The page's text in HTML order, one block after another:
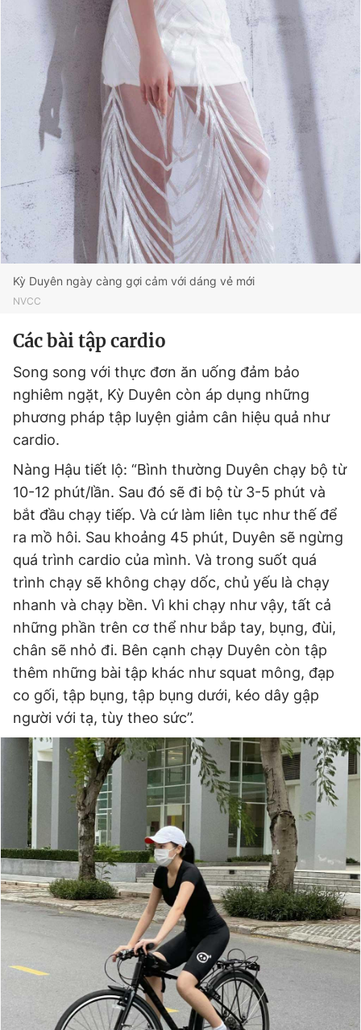
Kỳ Duyên ngày càng gợi cảm với dáng vẻ mới
NVCC
Các bài tập cardio
Song song với thực đơn ăn uống đảm bảo
nghiêm ngặt, Kỳ Duyên còn áp dụng những
phương pháp tập luyện giảm cân hiệu quả như
cardio.
Nàng Hậu tiết lộ: “Bình thường Duyên chạy bộ từ
10-12 phút/lần. Sau đó sẽ đi bộ từ 3-5 phút và
bắt đầu chạy tiếp. Và cứ làm liên tục như thế để
ra mồ hôi. Sau khoảng 45 phút, Duyên sẽ ngừng
quá trình cardio của mình. Và trong suốt quá
trình chạy sẽ không chạy dốc, chủ yếu là chạy
nhanh và chạy bền. Vì khi chạy như vậy, tất cả
những phần trên cơ thể như bắp tay, bụng, đùi,
chân sẽ nhỏ đi. Bên cạnh chạy Duyên còn tập
thêm những bài tập khác như squat mông, đạp
co gối, tập bụng, tập bụng dưới, kéo dây gập
người với tạ, tùy theo sức”.